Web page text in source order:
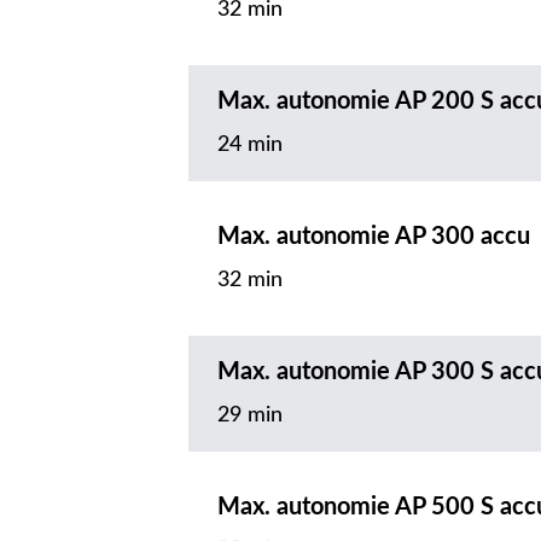
32 min
Max. autonomie AP 200 S
24 min
Max. autonomie AP 300 accu
32 min
Max. autonomie AP 300 S
29 min
Max. autonomie AP 500 S